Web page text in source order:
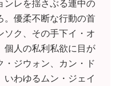
ンレを揺さぶる連中の
。優柔不断な行動の首
ソク、その手下イ・オ
個人の私利私欲に目が
・ジウォン、カン・ド
いわゆるムン・ジェイ